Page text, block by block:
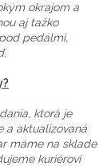
okrajom a
aj tažko
pedálmi,
ktorá je
a aktualizovaná
máme na sklade
kuriérovi